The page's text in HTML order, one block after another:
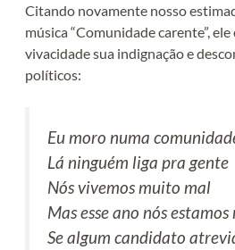
Citando novamente nosso
música “Comunidade carente”,
vivacidade sua indignação e
políticos:
Eu moro numa
Lá ninguém liga pra gente
Nós vivemos muito mal
Mas esse ano nós
Se algum candidato